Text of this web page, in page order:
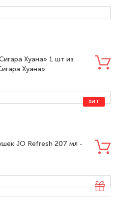
Хуана» 1 шт из
Хуана»
ХИТ
JO Refresh 207 мл -